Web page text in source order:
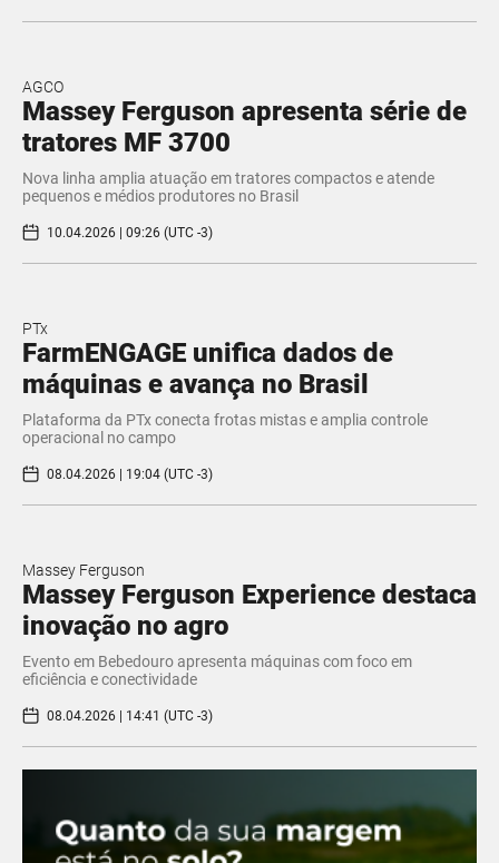
AGCO
Massey Ferguson apresenta série de
tratores MF 3700
Nova linha amplia atuação em tratores compactos e atende
pequenos e médios produtores no Brasil
10.04.2026 | 09:26 (UTC -3)
PTx
FarmENGAGE unifica dados de
máquinas e avança no Brasil
Plataforma da PTx conecta frotas mistas e amplia controle
operacional no campo
08.04.2026 | 19:04 (UTC -3)
Massey Ferguson
Massey Ferguson Experience destaca
inovação no agro
Evento em Bebedouro apresenta máquinas com foco em
eficiência e conectividade
08.04.2026 | 14:41 (UTC -3)